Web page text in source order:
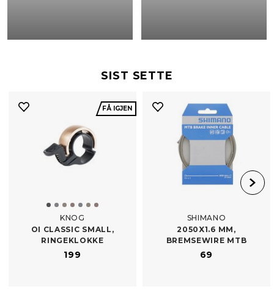
SIST SETTE
FÅ IGJEN
KNOG
OI CLASSIC SMALL,
RINGEKLOKKE
199
SHIMANO
2050X1.6 MM,
BREMSEWIRE MTB
69